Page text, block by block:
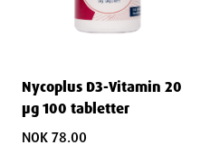
Nycoplus D3-Vitamin 20
µg 100 tabletter
NOK 78.00